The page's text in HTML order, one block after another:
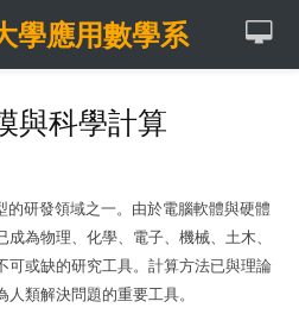
學應用數學系
與科學計算
的研發領域之一。由於電腦軟體與硬體
為物理、化學、電子、機械、土木、
可或缺的研究工具。計算方法已與理論
類解決問題的重要工具。